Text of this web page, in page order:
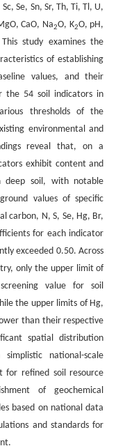
Se, Sn, Sr, Th, Ti, Tl, U,
CaO, Na2O, K2O, pH,
study examines the
of establishing
values, and their
the 54 soil indicators in
thresholds of the
environmental and
reveal that, on a
exhibit content and
deep soil, with notable
values of specific
carbon, N, S, Se, Hg, Br,
for each indicator
exceeded 0.50. Across
only the upper limit of
value for soil
the upper limits of Hg,
than their respective
spatial distribution
national-scale
for refined soil resource
of geochemical
based on national data
and standards for